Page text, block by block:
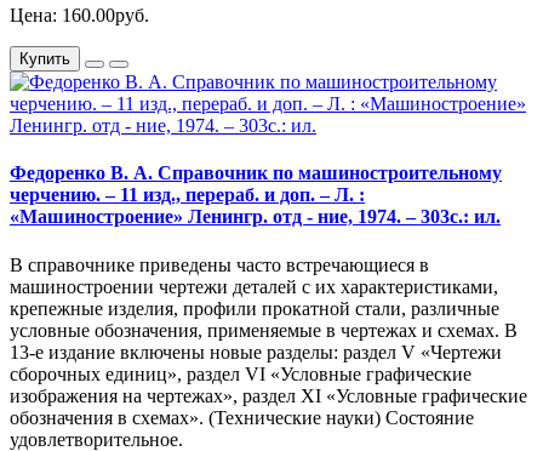
Цена: 160.00руб.
Купить
Федоренко В. А. Справочник по машиностроительному
черчению. – 11 изд., перераб. и доп. – Л. :
«Машиностроение» Ленингр. отд - ние, 1974. – 303с.: ил.
В справочнике приведены часто встречающиеся в
машиностроении чертежи деталей с их характеристиками,
крепежные изделия, профили прокатной стали, различные
условные обозначения, применяемые в чертежах и схемах. В
13-е издание включены новые разделы: раздел V «Чертежи
сборочных единиц», раздел VI «Условные графические
изображения на чертежах», раздел XI «Условные графические
обозначения в схемах». (Технические науки) Состояние
удовлетворительное.